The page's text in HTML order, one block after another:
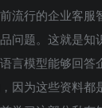
流行的企业客服
问题。这就是知
言模型能够回答
因为这些资料都